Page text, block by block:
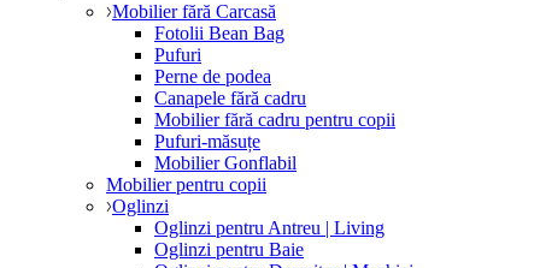
Mobilier fără Carcasă
Fotolii Bean Bag
Pufuri
Perne de podea
Canapele fără cadru
Mobilier fără cadru pentru copii
Pufuri-măsuțe
Mobilier Gonflabil
Mobilier pentru copii
Oglinzi
Oglinzi pentru Antreu | Living
Oglinzi pentru Baie